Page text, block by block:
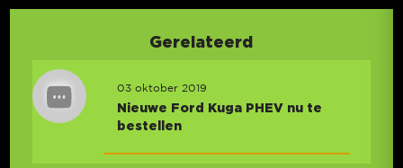
Gerelateerd
03 oktober 2019
Nieuwe Ford Kuga PHEV nu te
bestellen